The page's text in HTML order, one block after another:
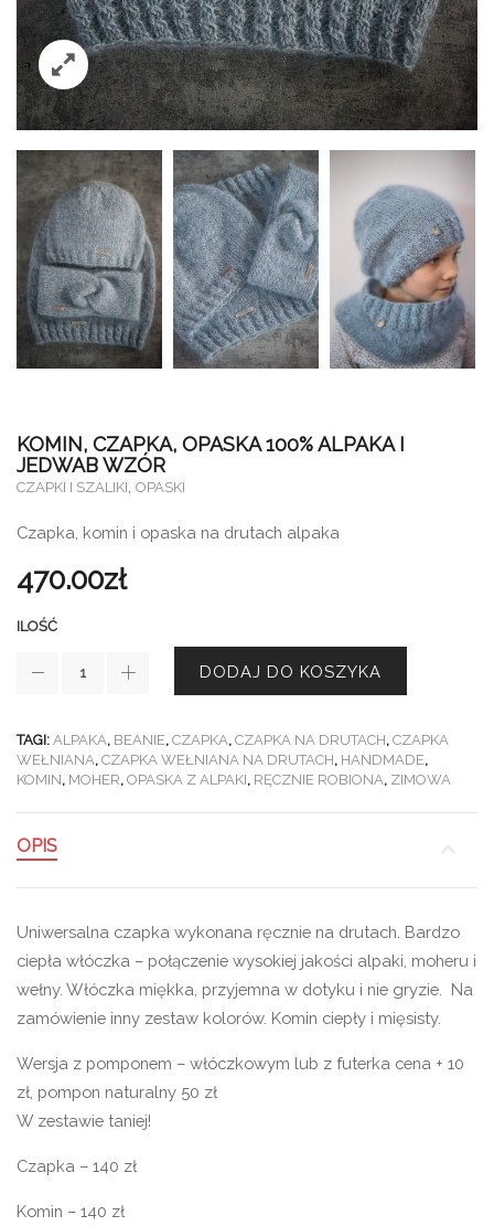
KOMIN, CZAPKA, OPASKA 100% ALPAKA I
JEDWAB WZÓR
CZAPKI I SZALIKI OPASKI
Czapka, komin i opaska na drutach alpaka
470.00zł
ILOŚĆ
DODAJ DO KOSZYKA
TAGI: ALPAKA, BEANIE, CZAPKA, CZAPKA NA DRUTACH, CZAPKA
WEŁNIANA, CZAPKA WEŁNIANA NA DRUTACH, HANDMADE,
KOMIN, MOHER, OPASKA Z ALPAKI, RĘCZNIE ROBIONA, ZIMOWA
OPIS
Uniwersalna czapka wykonana ręcznie na drutach. Bardzo
ciepła włóczka – połączenie wysokiej jakości alpaki, moheru i
wełny. Włóczka miękka, przyjemna w dotyku i nie gryzie. Na
zamówienie inny zestaw kolorów. Komin ciepły i mięsisty.
Wersja z pomponem – włóczkowym lub z futerka cena + 10
zł, pompon naturalny 50 zł
W zestawie taniej!
Czapka – 140 zł
Komin – 140 zł